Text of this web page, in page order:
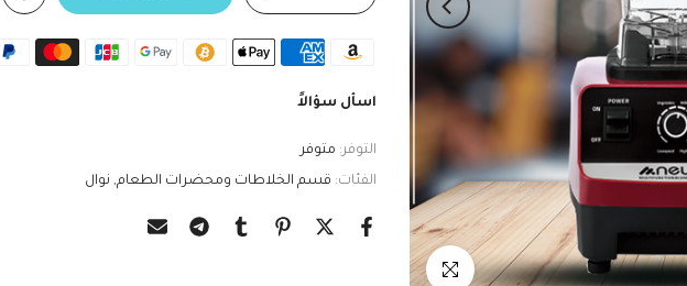
انقر للتكبير
اسأل سؤالاً
التوفر: متوفر
الفئات: قسم الخلاطات ومحضرات الطعام نوال